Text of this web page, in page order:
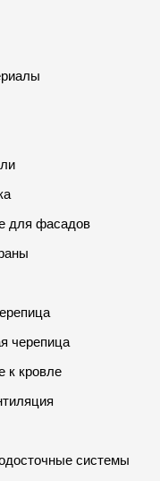
для фасадов
черепица
к кровле
системы